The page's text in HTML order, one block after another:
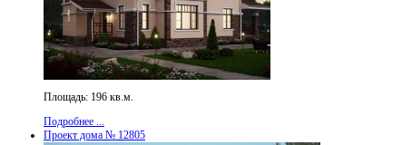
Площадь: 196 кв.м.
Подробнее ...
Проект дома № 12805